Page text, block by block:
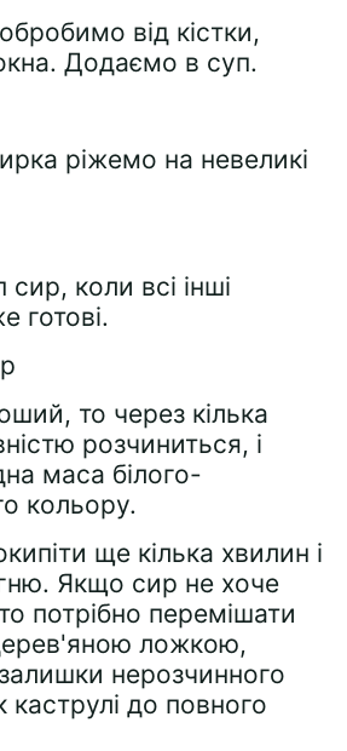
від кістки,
Додаємо в суп.
ріжемо на невеликі
коли всі інші
готові.
то через кілька
розчиниться, і
маса білого-
кольору.
ще кілька хвилин і
Якщо сир не хоче
потрібно перемішати
ложкою,
нерозчинного
каструлі до повного